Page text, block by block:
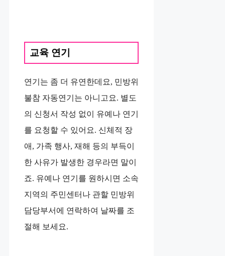
교육 연기
연기는 좀 더 유연한데요, 민방위
불참 자동연기는 아니고요. 별도
의 신청서 작성 없이 유예나 연기
를 요청할 수 있어요. 신체적 장
애, 가족 행사, 재해 등의 부득이
한 사유가 발생한 경우라면 말이
죠. 유예나 연기를 원하시면 소속
지역의 주민센터나 관할 민방위
담당부서에 연락하여 날짜를 조
절해 보세요.